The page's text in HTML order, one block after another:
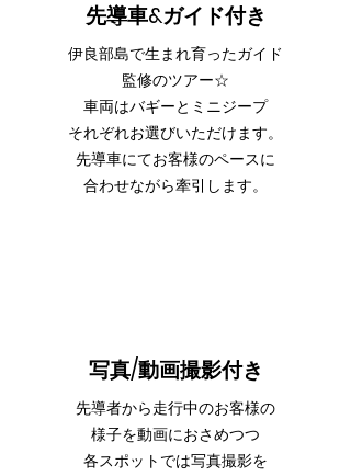
先導車&ガイド付き
伊良部島で生まれ育ったガイド
監修のツアー☆
​車両はバギーとミニジープ
それぞれお選びいただけます。
先導車にてお客様のペースに
合わせながら牽引します。
​写真/動画撮影付き
先導者から走行中のお客様の
様子を動画におさめつつ
各スポットでは写真撮影を